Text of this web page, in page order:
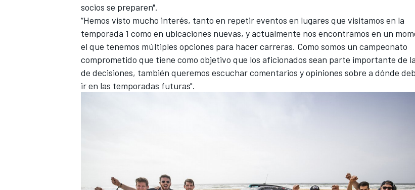
socios se preparen".
“Hemos visto mucho interés, tanto en repetir eventos en lugares que visitamos en la
temporada 1 como en ubicaciones nuevas, y actualmente nos encontramos en un
el que tenemos múltiples opciones para hacer carreras. Como somos un campeonato
comprometido que tiene como objetivo que los aficionados sean parte importante de
de decisiones, también queremos escuchar comentarios y opiniones sobre a dónde
ir en las temporadas futuras".